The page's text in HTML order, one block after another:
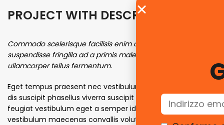
PROJECT WITH DESCRIPTION
Commodo scelerisque facilisis enim ante habitant
suspendisse fringilla ad a primis malesuada curabitur
ullamcorper tellus fermentum.
Eget tempus praesent nec vestibulum condimentum
dis suscipit phasellus viverra suscipit vestibulum nunc
feugiat vestibulum eget a semper id elit nullam
vestibulum maecenas convallis volutpat porttitor
leo
a